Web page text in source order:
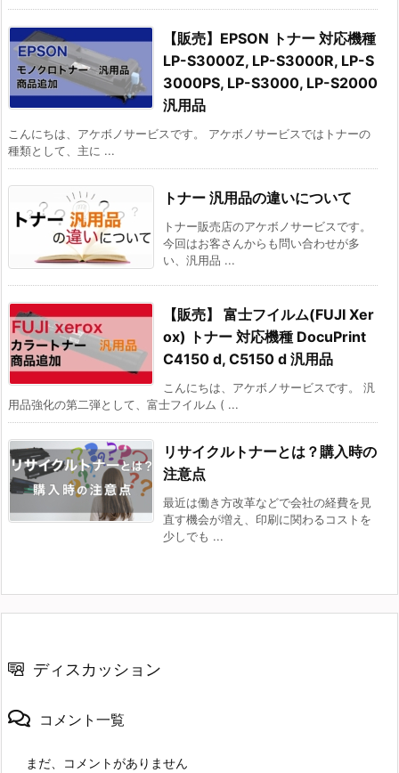
【販売】EPSON トナー 対応機種
LP-S3000Z, LP-S3000R, LP-S
3000PS, LP-S3000, LP-S2000
汎用品
こんにちは、アケボノサービスです。 アケボノサービスではトナーの
種類として、主に ...
トナー 汎用品の違いについて
トナー販売店のアケボノサービスです。
今回はお客さんからも問い合わせが多
い、汎用品 ...
【販売】 富士フイルム(FUJI Xer
ox) トナー 対応機種 DocuPrint
C4150 d, C5150 d 汎用品
こんにちは、アケボノサービスです。 汎
用品強化の第二弾として、富士フイルム ( ...
リサイクルトナーとは？購入時の
注意点
最近は働き方改革などで会社の経費を見
直す機会が増え、印刷に関わるコストを
少しでも ...
ディスカッション
コメント一覧
まだ、コメントがありません